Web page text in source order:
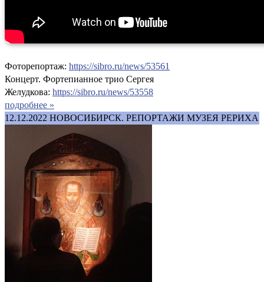
Фоторепортаж: https://sibro.ru/news/53561
Концерт. Фортепианное трио Сергея
Желудкова: https://sibro.ru/news/53558
подробнее »
12.12.2022 НОВОСИБИРСК. РЕПОРТАЖИ МУЗЕЯ РЕРИХА